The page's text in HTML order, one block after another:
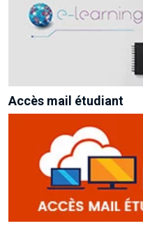
Accès mail étudiant